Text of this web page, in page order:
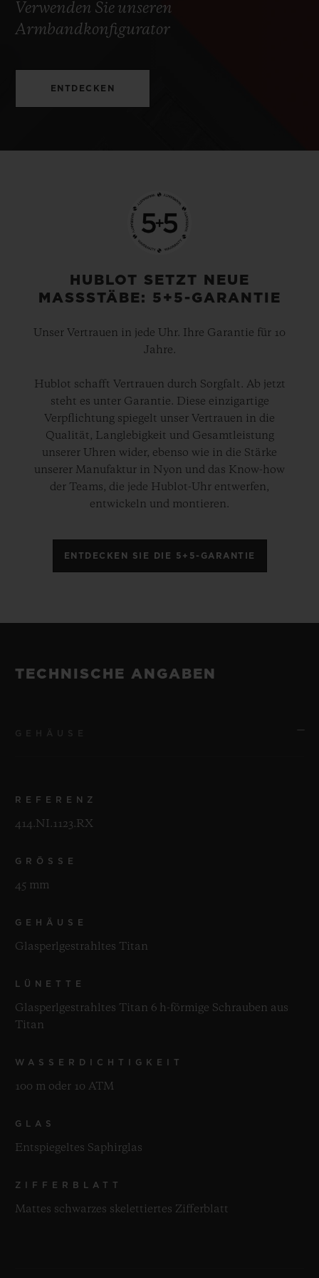
Verwenden Sie unseren
Armbandkonfigurator
ENTDECKEN
HUBLOT SETZT NEUE
MASSSTÄBE: 5+5-GARANTIE
Unser Vertrauen in jede Uhr. Ihre Garantie für 10
Jahre.
Hublot schafft Vertrauen durch Sorgfalt. Ab jetzt
steht es unter Garantie. Diese einzigartige
Verpflichtung spiegelt unser Vertrauen in die
Qualität, Langlebigkeit und Gesamtleistung
unserer Uhren wider, ebenso wie in die Stärke
unserer Manufaktur in Nyon und das Know-how
der Teams, die jede Hublot-Uhr entwerfen,
entwickeln und montieren.
ENTDECKEN SIE DIE 5+5-GARANTIE
TECHNISCHE ANGABEN
REFERENZ
414.NI.1123.RX
GRÖSSE
45 mm
GEHÄUSE
Glasperlgestrahltes Titan
LÜNETTE
Glasperlgestrahltes Titan 6 h-förmige Schrauben aus
Titan
WASSERDICHTIGKEIT
100 m oder 10 ATM
GLAS
Entspiegeltes Saphirglas
ZIFFERBLATT
Mattes schwarzes skelettiertes Zifferblatt